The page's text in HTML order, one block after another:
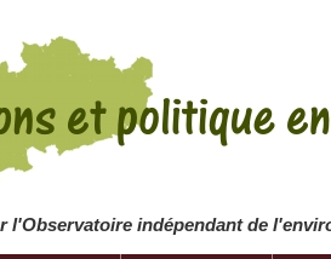
l'Observatoire indépendant de